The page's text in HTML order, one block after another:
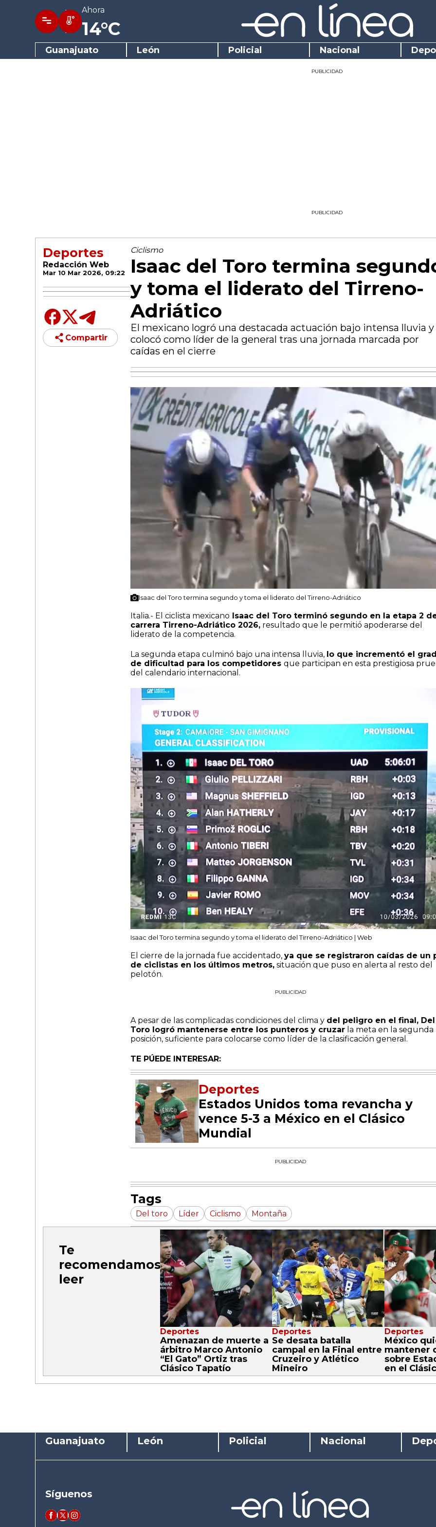
Ahora
14°C
Guanajuato León Policial Nacional
PUBLICIDAD
PUBLICIDAD
Deportes
Redacción Web
Mar 10 Mar 2026, 09:22
Compartir
Ciclismo
Isaac del Toro termina
y toma el liderato del Tirreno-
Adriático
El mexicano logró una destacada actuación bajo intensa lluvia y
colocó como líder de la general tras una jornada marcada por
caídas en el cierre
Isaac del Toro termina segundo y toma el liderato del Tirreno-Adriático
Italia.- El ciclista mexicano Isaac del Toro terminó segundo en la etapa 2
carrera Tirreno-Adriático 2026, resultado que le permitió apoderarse del
liderato de la competencia.
La segunda etapa culminó bajo una intensa lluvia, lo que incrementó el
de dificultad para los competidores que participan en esta prestigiosa
del calendario internacional.
Isaac del Toro termina segundo y toma el liderato del Tirreno-Adriático | Web
El cierre de la jornada fue accidentado, ya que se registraron caídas de un
de ciclistas en los últimos metros, situación que puso en alerta al resto del
pelotón.
PUBLICIDAD
A pesar de las complicadas condiciones del clima y del peligro en el final, Del
Toro logró mantenerse entre los punteros y cruzar la meta en la segunda
posición, suficiente para colocarse como líder de la clasificación general.
TE PÚEDE INTERESAR:
Deportes
Estados Unidos toma revancha y
vence 5-3 a México en el Clásico
Mundial
PUBLICIDAD
Tags
Del toro Líder Ciclismo Montaña
Te
recomendamos
leer
Deportes
Amenazan de muerte a
árbitro Marco Antonio
“El Gato” Ortiz tras
Clásico Tapatío
Deportes
Se desata batalla
campal en la Final entre
Cruzeiro y Atlético
Mineiro
Deportes
México
mantener
sobre
en el
Guanajuato León Policial Nacional
Síguenos